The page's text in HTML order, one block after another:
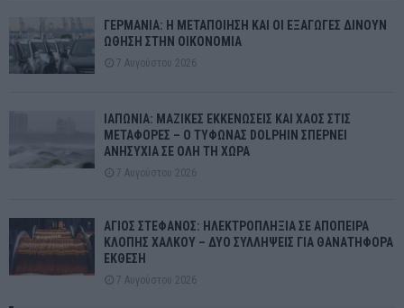
ΓΕΡΜΑΝΙΑ: Η ΜΕΤΑΠΟΙΗΣΗ ΚΑΙ ΟΙ ΕΞΑΓΩΓΕΣ ΔΙΝΟΥΝ
ΩΘΗΣΗ ΣΤΗΝ ΟΙΚΟΝΟΜΙΑ
7 Αυγούστου 2026
ΙΑΠΩΝΙΑ: ΜΑΖΙΚΕΣ ΕΚΚΕΝΩΣΕΙΣ ΚΑΙ ΧΑΟΣ ΣΤΙΣ
ΜΕΤΑΦΟΡΕΣ – Ο ΤΥΦΩΝΑΣ DOLPHIN ΣΠΕΡΝΕΙ
ΑΝΗΣΥΧΙΑ ΣΕ ΟΛΗ ΤΗ ΧΩΡΑ
7 Αυγούστου 2026
ΑΓΙΟΣ ΣΤΕΦΑΝΟΣ: ΗΛΕΚΤΡΟΠΛΗΞΙΑ ΣΕ ΑΠΟΠΕΙΡΑ
ΚΛΟΠΗΣ ΧΑΛΚΟΥ – ΔΥΟ ΣΥΛΛΗΨΕΙΣ ΓΙΑ ΘΑΝΑΤΗΦΟΡΑ
ΕΚΘΕΣΗ
7 Αυγούστου 2026